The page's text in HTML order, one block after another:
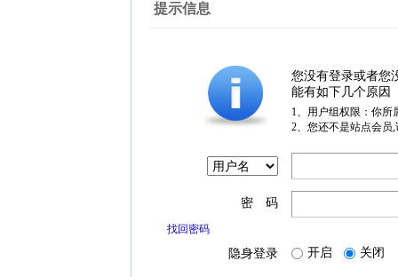
提示信息
您没有登录或者您
能有如下几个原因
1、用户组权限：你所
2、您还不是站点会员
密 码
找回密码
隐身登录 开启 关闭